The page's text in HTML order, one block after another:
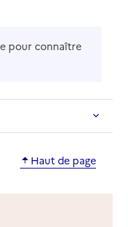
pour connaître
Haut de page